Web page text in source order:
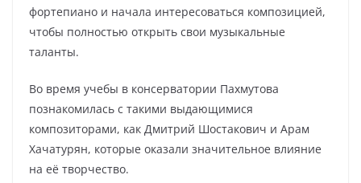
фортепиано и начала интересоваться композицией,
чтобы полностью открыть свои музыкальные
таланты.
Во время учебы в консерватории Пахмутова
познакомилась с такими выдающимися
композиторами, как Дмитрий Шостакович и Арам
Хачатурян, которые оказали значительное влияние
на её творчество.